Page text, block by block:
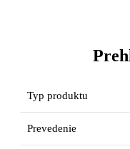
Typ produktu
Prevedenie